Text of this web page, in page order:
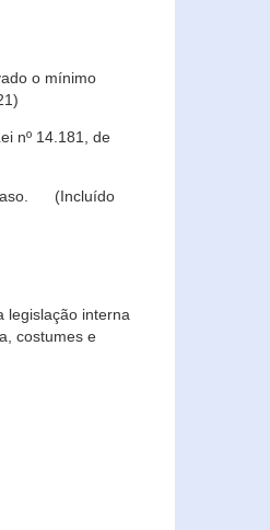
o mínimo
nº 14.181, de
caso. (Incluído
legislação interna
costumes e